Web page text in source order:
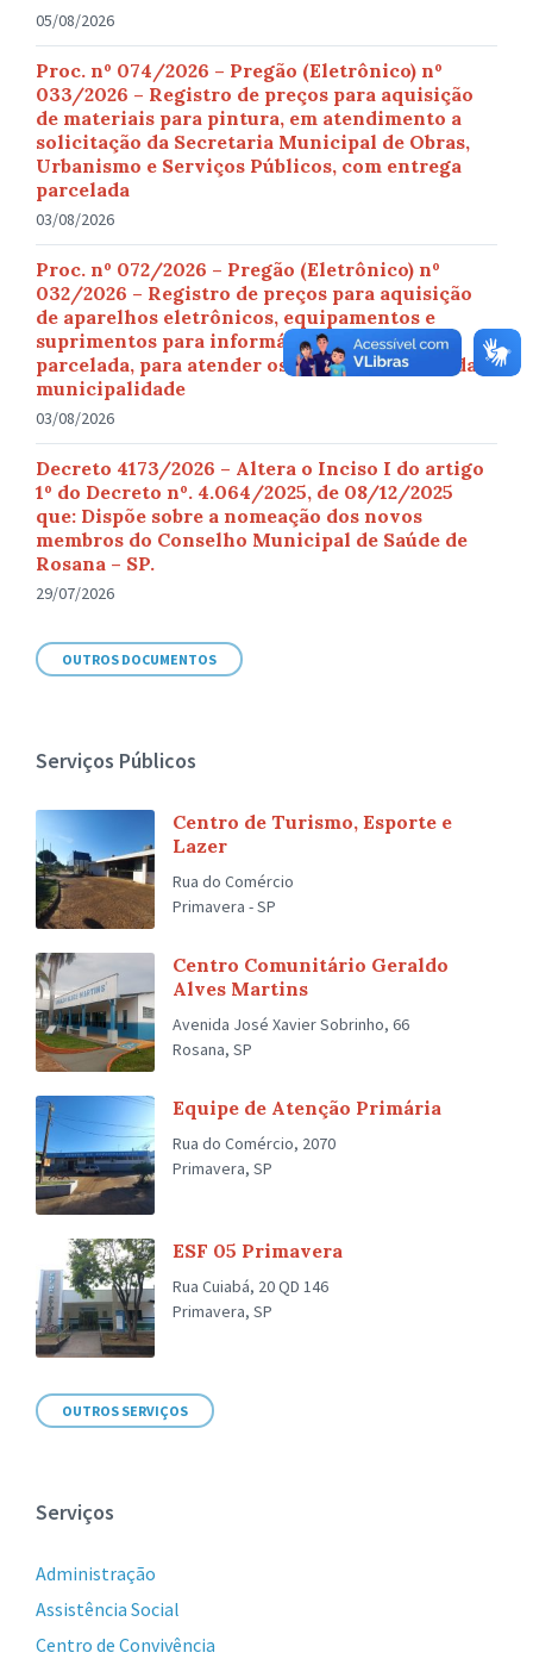
05/08/2026
Proc. nº 074/2026 – Pregão (Eletrônico) nº
033/2026 – Registro de preços para aquisição
de materiais para pintura, em atendimento a
solicitação da Secretaria Municipal de Obras,
Urbanismo e Serviços Públicos, com entrega
parcelada
03/08/2026
Proc. nº 072/2026 – Pregão (Eletrônico) nº
032/2026 – Registro de preços para aquisição
de aparelhos eletrônicos, equipamentos e
suprimentos para informática, com entrega
parcelada, para atender os diversos setores da
municipalidade
03/08/2026
Decreto 4173/2026 – Altera o Inciso I do artigo
1º do Decreto nº. 4.064/2025, de 08/12/2025
que: Dispõe sobre a nomeação dos novos
membros do Conselho Municipal de Saúde de
Rosana – SP.
29/07/2026
OUTROS DOCUMENTOS
Serviços Públicos
Centro de Turismo, Esporte e
Lazer
Rua do Comércio
Primavera - SP
Centro Comunitário Geraldo
Alves Martins
Avenida José Xavier Sobrinho, 66
Rosana, SP
Equipe de Atenção Primária
Rua do Comércio, 2070
Primavera, SP
ESF 05 Primavera
Rua Cuiabá, 20 QD 146
Primavera, SP
OUTROS SERVIÇOS
Serviços
Administração
Assistência Social
Centro de Convivência